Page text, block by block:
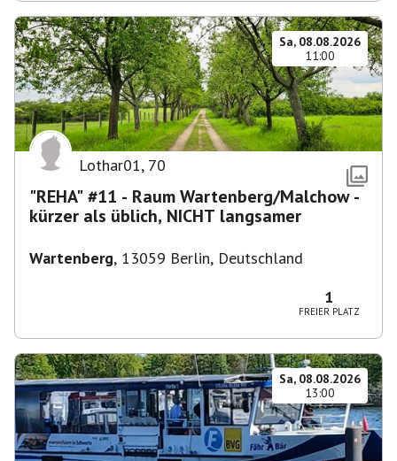
Sa, 08.08.2026
11:00
Lothar01, 70
"REHA" #11 - Raum Wartenberg/Malchow -
kürzer als üblich, NICHT langsamer
Wartenberg, 13059 Berlin, Deutschland
1
FREIER PLATZ
Sa, 08.08.2026
13:00